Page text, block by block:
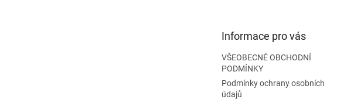
Informace pro vás
VŠEOBECNÉ OBCHODNÍ
PODMÍNKY
Podmínky ochrany osobních
údajů